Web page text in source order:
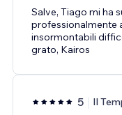
Salve, Tiago mi ha
professionalmente
insormontabili
grato, Kairos
5 Il